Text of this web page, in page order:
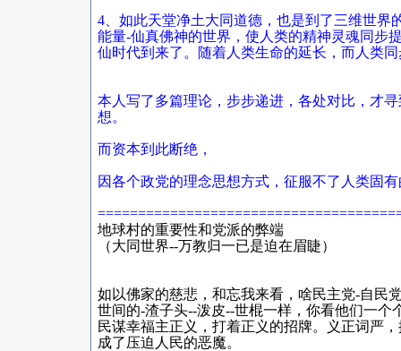
4、如此天堂净土大同道德，也是到了三维世
能量-仙真佛神的世界，使人类的精神灵魂同步
仙时代到来了。随着人类生命的延长，而人类
本人写了多篇理论，步步递进，各处对比，才
想。
而资本到此断绝，
因各个政党的理念思想方式，征服不了人类固
地球村的重要性和党派的弊端
（大同世界--万教归一已是迫在眉睫）
如以佛家的慈悲，和忘我来看，啥民主党-自民
世间的-渣子头--泼皮--世棍一样，你看他们一
民谋幸福主正义，打着正义的招牌。义正词严
成了压迫人民的恶魔。